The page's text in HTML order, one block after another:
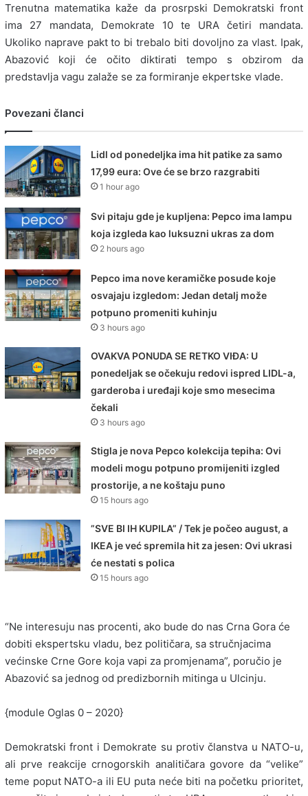
Trenutna matematika kaže da prosrpski Demokratski front
ima 27 mandata, Demokrate 10 te URA četiri mandata.
Ukoliko naprave pakt to bi trebalo biti dovoljno za vlast. Ipak,
Abazović koji će očito diktirati tempo s obzirom da
predstavlja vagu zalaže se za formiranje ekpertske vlade.
Povezani članci
Lidl od ponedeljka ima hit patike za samo
17,99 eura: Ove će se brzo razgrabiti
1 hour ago
Svi pitaju gde je kupljena: Pepco ima lampu
koja izgleda kao luksuzni ukras za dom
2 hours ago
Pepco ima nove keramičke posude koje
osvajaju izgledom: Jedan detalj može
potpuno promeniti kuhinju
3 hours ago
OVAKVA PONUDA SE RETKO VIĐA: U
ponedeljak se očekuju redovi ispred LIDL-a,
garderoba i uređaji koje smo mesecima
čekali
3 hours ago
Stigla je nova Pepco kolekcija tepiha: Ovi
modeli mogu potpuno promijeniti izgled
prostorije, a ne koštaju puno
15 hours ago
”SVE BI IH KUPILA” / Tek je počeo august, a
IKEA je već spremila hit za jesen: Ovi ukrasi
će nestati s polica
15 hours ago
“Ne interesuju nas procenti, ako bude do nas Crna Gora će
dobiti ekspertsku vladu, bez političara, sa stručnjacima
većinske Crne Gore koja vapi za promjenama”, poručio je
Abazović sa jednog od predizbornih mitinga u Ulcinju.
{module Oglas 0 – 2020}
Demokratski front i Demokrate su protiv članstva u NATO-u,
ali prve reakcije crnogorskih analitičara govore da “velike”
teme poput NATO-a ili EU puta neće biti na početku prioritet,